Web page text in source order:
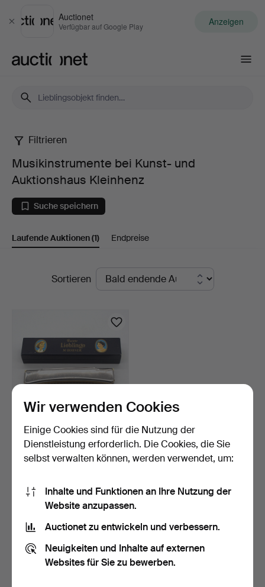
Schließen
Auctionet
Verfügbar auf Google Play Anzeigen
Musikinstrumente
bei
Kunst-
und
Kleinhenz
Filtrieren
Musikinstrumente bei Kunst- und
Auktionshaus Kleinhenz
Suche speichern
Laufende Auktionen(1) Endpreise
LaufendeSortieren
MUNDHARMONIKA;
HOHNER - UNSERE
LIEBLINGE; …
11 Tage
58 USD
Sie können auch inBeendete Auktionen aus unserem
suchen.
Wir verwenden Cookies
Einige Cookies sind für die Nutzung der
Dienstleistung erforderlich. Die Cookies, die Sie
selbst verwalten können, werden verwendet, um:
Inhalte und Funktionen an Ihre Nutzung der
Website anzupassen.
Auctionet zu entwickeln und verbessern.
Neuigkeiten und Inhalte auf externen
Websites für Sie zu bewerben.